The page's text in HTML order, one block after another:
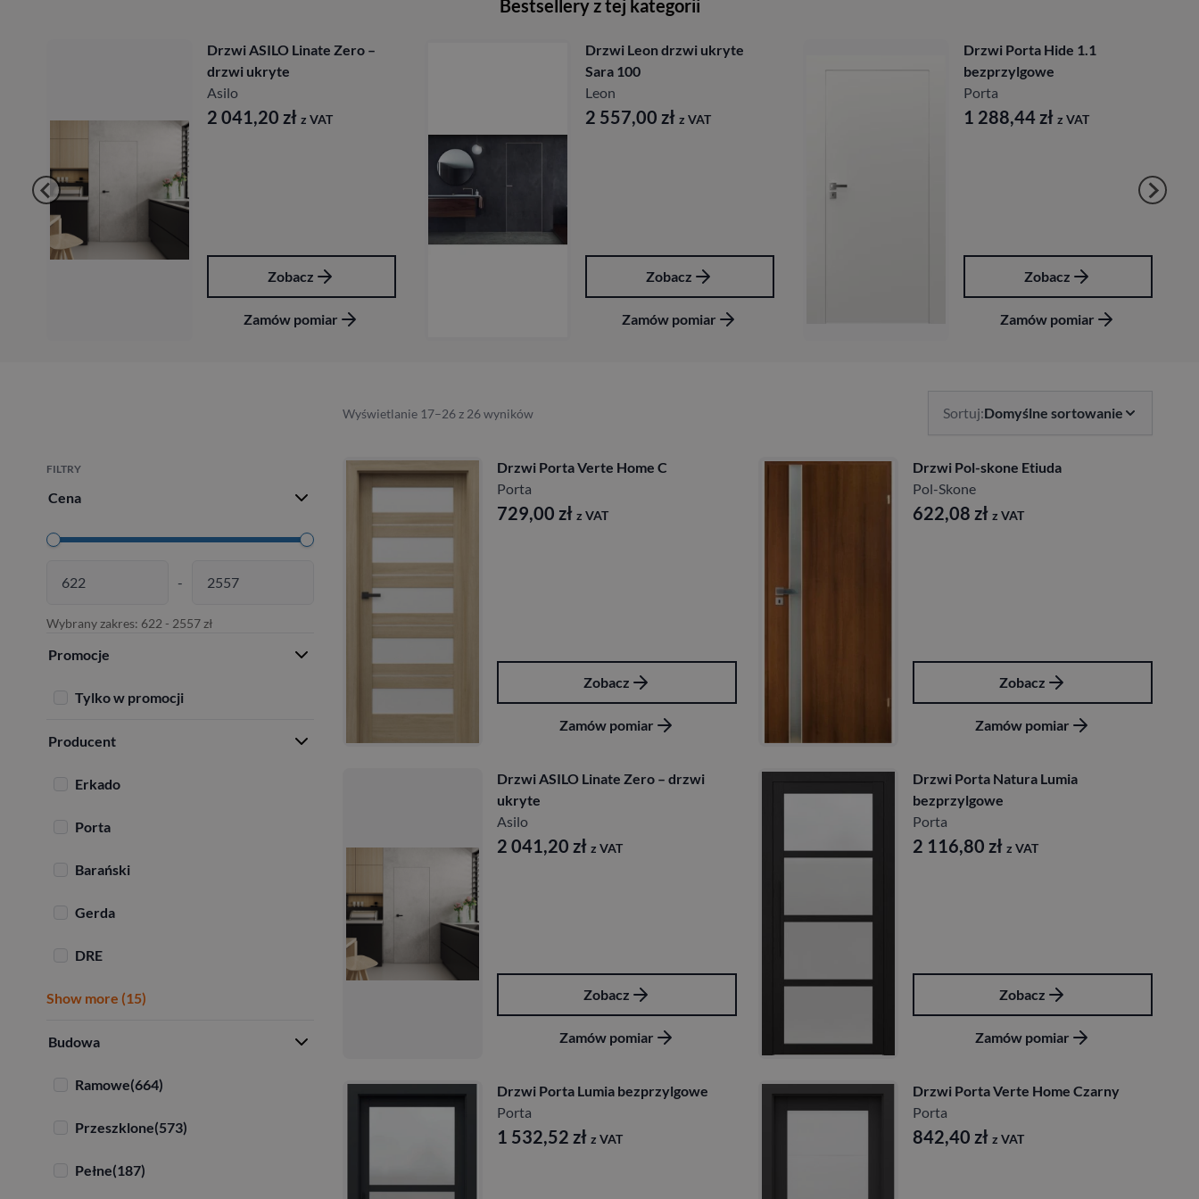
Bestsellery z tej kategorii
Drzwi ASILO Linate Zero –
drzwi ukryte
Asilo
2 041,20 zł z VAT
Zobacz
Zamów pomiar
Drzwi Leon drzwi ukryte
Sara 100
Leon
2 557,00 zł z VAT
Zobacz
Zamów pomiar
Drzwi Porta Hide 1.1
bezprzylgowe
Porta
1 288,44zł z VAT
Zobacz
Zamów pomiar
FILTRY
Cena
-
Wybrany zakres: 622 - 2557zł
Promocje
Tylko w promocji
Producent
Erkado
Porta
Barański
Gerda
DRE
Show more (15)
Budowa
Ramowe(664)
Przeszklone(573)
Pełne(187)
Wyświetlanie 17–26 z 26 wyników Sortuj:Domyślne sortowanie
Drzwi Porta Verte Home C
Porta
729,00 zł z VAT
Zobacz
Zamów pomiar
Drzwi Pol-skone Etiuda
Pol-Skone
622,08 zł z VAT
Zobacz
Zamów pomiar
Drzwi ASILO Linate Zero – drzwi
ukryte
Asilo
2 041,20 zł z VAT
Zobacz
Zamów pomiar
Drzwi Porta Natura Lumia
bezprzylgowe
Porta
2 116,80 zł z VAT
Zobacz
Zamów pomiar
Drzwi Porta Lumia bezprzylgowe
Porta
1 532,52 zł z VAT
Drzwi Porta Verte Home Czarny
Porta
842,40 zł z VAT